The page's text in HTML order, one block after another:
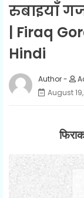
रुबाइयाँ
| Firaq
Hindi
August